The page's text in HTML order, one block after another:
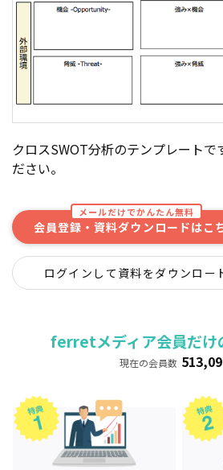
クロスSWOT分析のテンプレートで
ださい。
メールだけでかんたん無料
会員登録・資料ダウンロードはこ
ログインして資料をダウンロー
ferretメディア会員だけ
現在の会員数